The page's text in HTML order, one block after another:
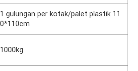
1 gulungan per kotak/palet plastik 11
0*110cm
1000kg